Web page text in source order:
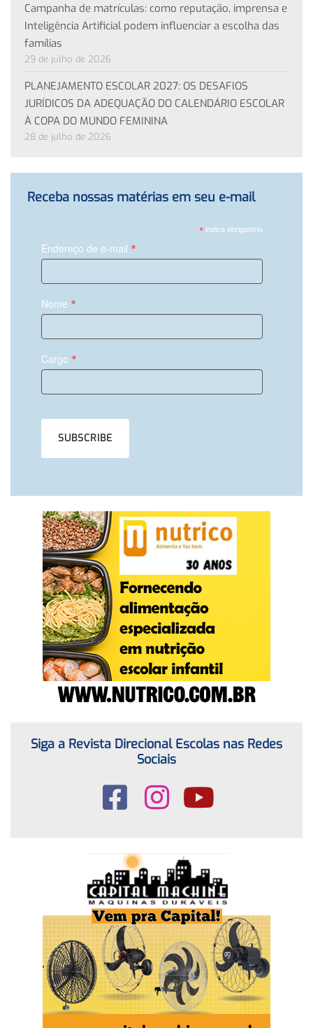
Campanha de matrículas: como reputação, imprensa e
Inteligência Artificial podem influenciar a escolha das
famílias
29 de julho de 2026
PLANEJAMENTO ESCOLAR 2027: OS DESAFIOS
JURÍDICOS DA ADEQUAÇÃO DO CALENDÁRIO ESCOLAR
À COPA DO MUNDO FEMININA
28 de julho de 2026
Receba nossas matérias em seu e-mail
*indica obrigatório
Endereço de e-mail *
Nome *
Cargo *
Siga a Revista Direcional Escolas nas Redes
Sociais